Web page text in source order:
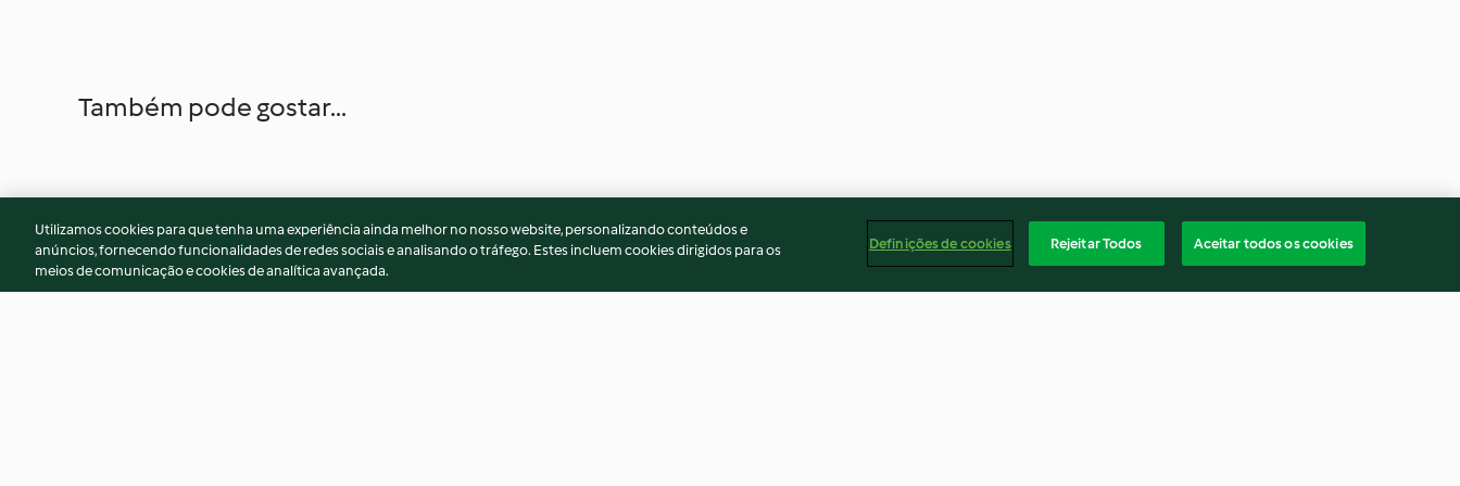
Também pode gostar...
Utilizamos cookies para que tenha uma experiência ainda melhor no nosso website, personalizando conteúdos e
anúncios, fornecendo funcionalidades de redes sociais e analisando o tráfego. Estes incluem cookies dirigidos para os
meios de comunicação e cookies de analítica avançada.
Definições de cookies Rejeitar Todos Aceitar todos os cookies